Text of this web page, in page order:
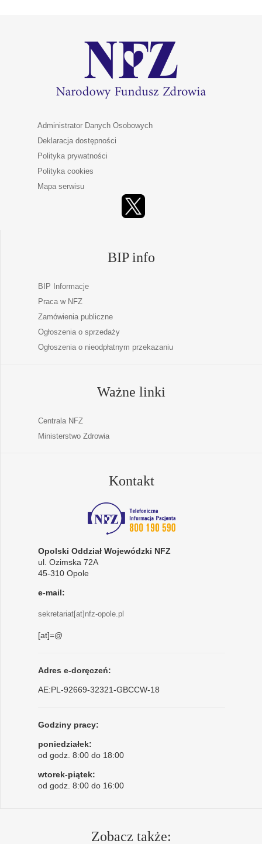
Administrator Danych Osobowych
Deklaracja dostępności
Polityka prywatności
Polityka cookies
Mapa serwisu
BIP info
BIP Informacje
Praca w NFZ
Zamówienia publiczne
Ogłoszenia o sprzedaży
Ogłoszenia o nieodpłatnym przekazaniu
Ważne linki
Centrala NFZ
Ministerstwo Zdrowia
Kontakt
Opolski Oddział Wojewódzki NFZ
ul. Ozimska 72A
45-310 Opole
e-mail:
sekretariat[at]nfz-opole.pl
[at]=@
Adres e-doręczeń:
AE:PL-92669-32321-GBCCW-18
Godziny pracy:
poniedziałek:
od godz. 8:00 do 18:00
wtorek-piątek:
od godz. 8:00 do 16:00
Zobacz także: